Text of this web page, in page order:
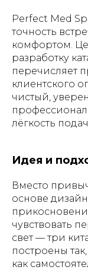
Perfect Med
точность
комфортом.
разработку
перечисляет
клиентского
чистый,
лёгкость
Идея и
Вместо
основе
чувствовать
свет — три
построены
как